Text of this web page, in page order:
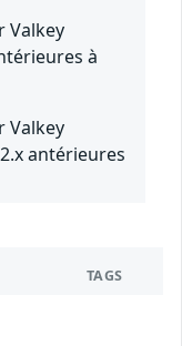
Valkey
à
Valkey
antérieures
TAGS